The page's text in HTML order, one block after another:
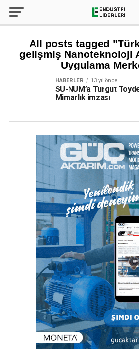
All posts tagged
gelişmiş Nanoteknoloji
Uygulama
HABERLER 13 yıl önce
SU-NUM’a Turgut
Mimarlık imzası